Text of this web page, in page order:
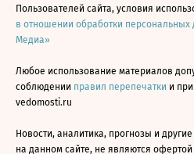
Пользователей сайта, условия
в отношении обработки
Медиа»
Любое использование материалов
соблюдении правил перепечатки и
vedomosti.ru
Новости, аналитика, прогнозы и
на данном сайте, не являются